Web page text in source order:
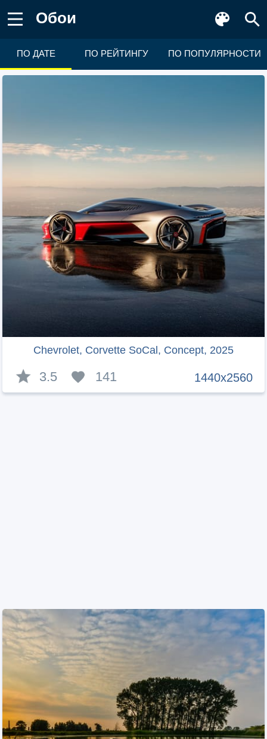
Обои
ПО ДАТЕ ПО РЕЙТИНГУ ПО ПОПУЛЯРНОСТИ
Chevrolet, Corvette SoCal, Concept, 2025
1440x2560
3.5 141